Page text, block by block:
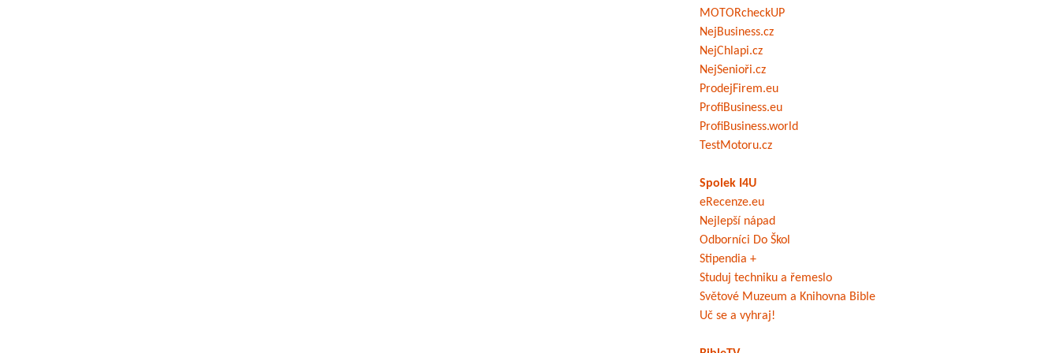
MOTORcheckUP
NejBusiness.cz
NejChlapi.cz
NejSenioři.cz
ProdejFirem.eu
ProfiBusiness.eu
ProfiBusiness.world
TestMotoru.cz
Spolek I4U
eRecenze.eu
Nejlepší nápad
Odborníci Do Škol
Stipendia +
Studuj techniku a řemeslo
Světové Muzeum a Knihovna Bible
Uč se a vyhraj!